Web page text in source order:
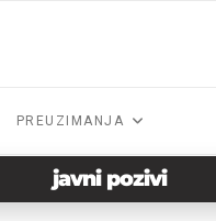
PREUZIMANJA
javni pozivi